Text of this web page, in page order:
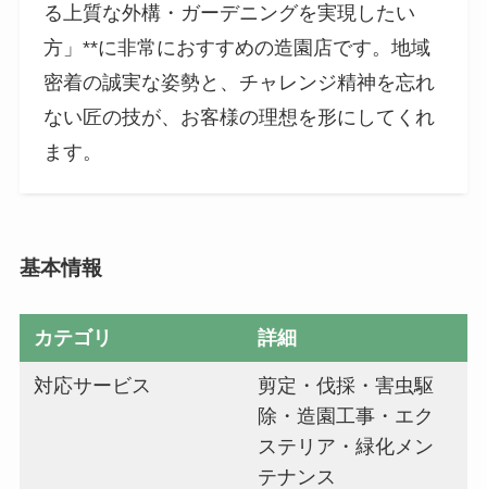
る上質な外構・ガーデニングを実現したい
方」**に非常におすすめの造園店です。地域
密着の誠実な姿勢と、チャレンジ精神を忘れ
ない匠の技が、お客様の理想を形にしてくれ
ます。
基本情報
カテゴリ 詳細
対応サービス
剪定・伐採・害虫駆
除・造園工事・エク
ステリア・緑化メン
テナンス